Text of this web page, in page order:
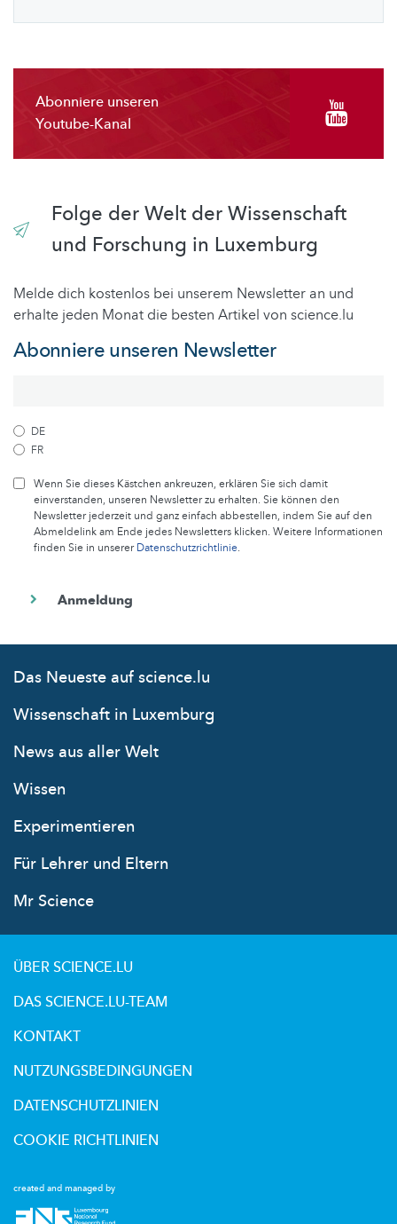
Abonniere unseren
Youtube-Kanal
Folge der Welt der Wissenschaft
und Forschung in Luxemburg
Melde dich kostenlos bei unserem Newsletter an und
erhalte jeden Monat die besten Artikel von science.lu
Abonniere unseren Newsletter
DE
FR
Wenn Sie dieses Kästchen ankreuzen, erklären Sie sich damit
einverstanden, unseren Newsletter zu erhalten. Sie können den
Newsletter jederzeit und ganz einfach abbestellen, indem Sie auf den
Abmeldelink am Ende jedes Newsletters klicken. Weitere Informationen
finden Sie in unsererDatenschutzrichtlinie.
Das Neueste auf science.lu
Wissenschaft in Luxemburg
News aus aller Welt
Wissen
Experimentieren
Für Lehrer und Eltern
Mr Science
created and managed by
ÜBER SCIENCE.LU
DAS SCIENCE.LU-TEAM
KONTAKT
NUTZUNGSBEDINGUNGEN
DATENSCHUTZLINIEN
COOKIE RICHTLINIEN